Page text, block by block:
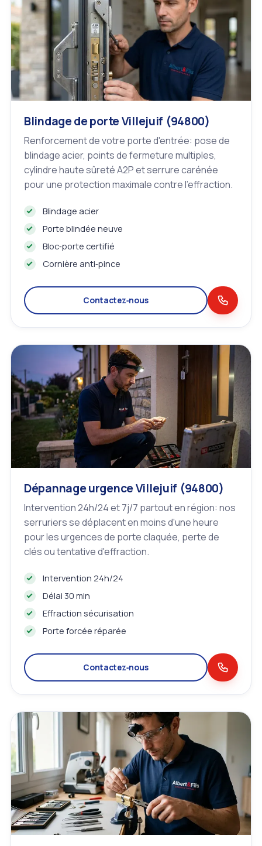
Blindage de porte Villejuif (94800)
Renforcement de votre porte d'entrée: pose de
blindage acier, points de fermeture multiples,
cylindre haute sûreté A2P et serrure carénée
pour une protection maximale contre l'effraction.
Blindage acier
Porte blindée neuve
Bloc‑porte certifié
Cornière anti‑pince
Contactez‑nous
Dépannage urgence Villejuif (94800)
Intervention 24h/24 et 7j/7 partout en région: nos
serruriers se déplacent en moins d'une heure
pour les urgences de porte claquée, perte de
clés ou tentative d'effraction.
Intervention 24h/24
Délai 30 min
Effraction sécurisation
Porte forcée réparée
Contactez‑nous